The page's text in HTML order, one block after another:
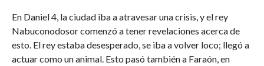
En Daniel 4, la ciudad iba a atravesar una crisis, y el rey
Nabuconodosor comenzó a tener revelaciones acerca de
esto. El rey estaba desesperado, se iba a volver loco; llegó a
actuar como un animal. Esto pasó también a Faraón, en